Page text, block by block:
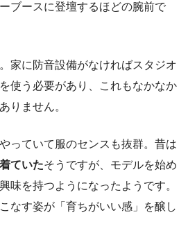
ブースに登壇するほどの腕前で
家に防音設備がなければスタジオ
使う必要があり、これもなかなか
りません。
っていて服のセンスも抜群。昔は
ていたそうですが、モデルを始め
味を持つようになったようです。
なす姿が「育ちがいい感」を醸し